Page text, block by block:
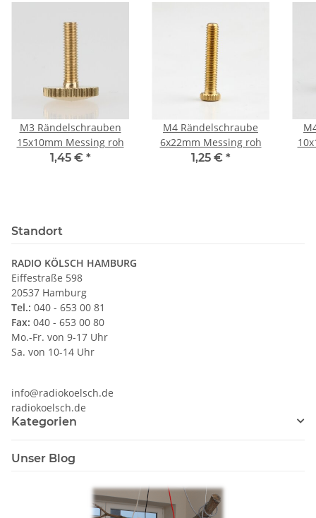
M3 Rändelschrauben
15x10mm Messing roh
1,45 € *
M4 Rändelschraube
6x22mm Messing roh
1,25 € *
Standort
RADIO KÖLSCH HAMBURG
Eiffestraße 598
20537 Hamburg
Tel.: 040 - 653 00 81
Fax: 040 - 653 00 80
Mo.-Fr. von 9-17 Uhr
Sa. von 10-14 Uhr
info@radiokoelsch.de
radiokoelsch.de
Kategorien
Unser Blog